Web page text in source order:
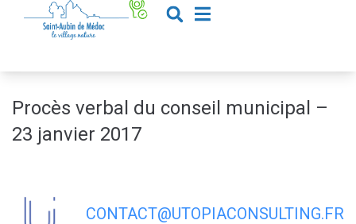
principal
Procès verbal du conseil municipal –
23 janvier 2017
CONTACT@UTOPIACONSULTING.FR